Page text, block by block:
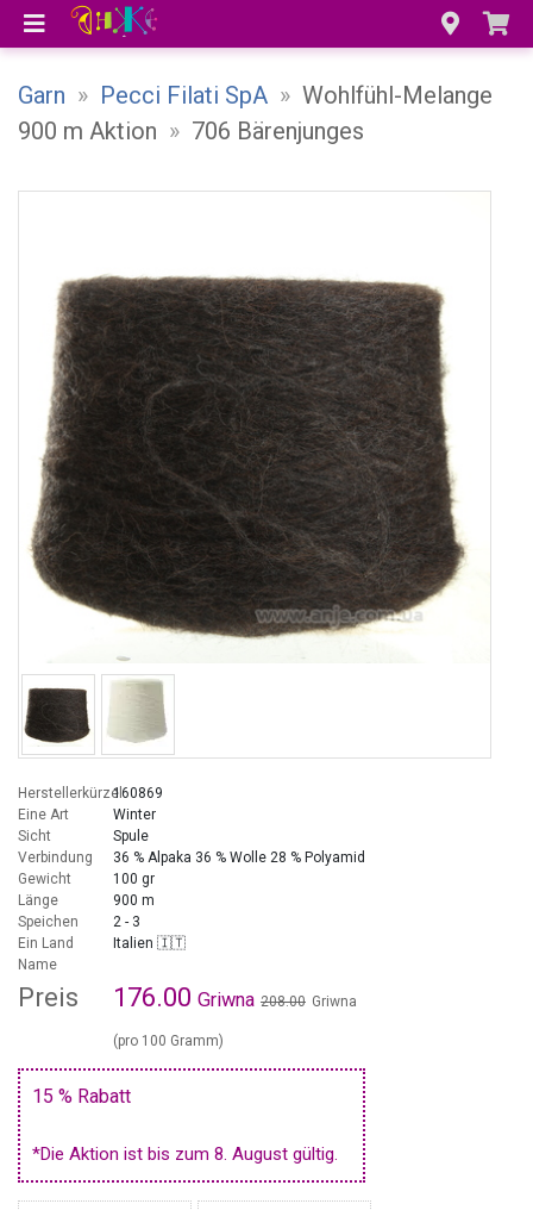
Garn » Pecci Filati SpA » Wohlfühl-Melange
900 m Aktion » 706 Bärenjunges
Herstellerkürzel160869
Eine Art
Winter
Sicht
Spule
Verbindung
36 % Alpaka 36 % Wolle 28 % Polyamid
Gewicht
100 gr
Länge
900 m
Speichen
2 - 3
Ein Land
Italien 🇮🇹
Name
Preis 176.00 Griwna 208.00 Griwna
(pro 100 Gramm)
15 % Rabatt
*Die Aktion ist bis zum 8. August gültig.